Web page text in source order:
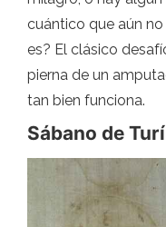
cuántico que aún
es? El clásico
pierna de un
tan bien funciona.
Sábano de